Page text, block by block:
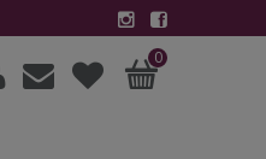
0